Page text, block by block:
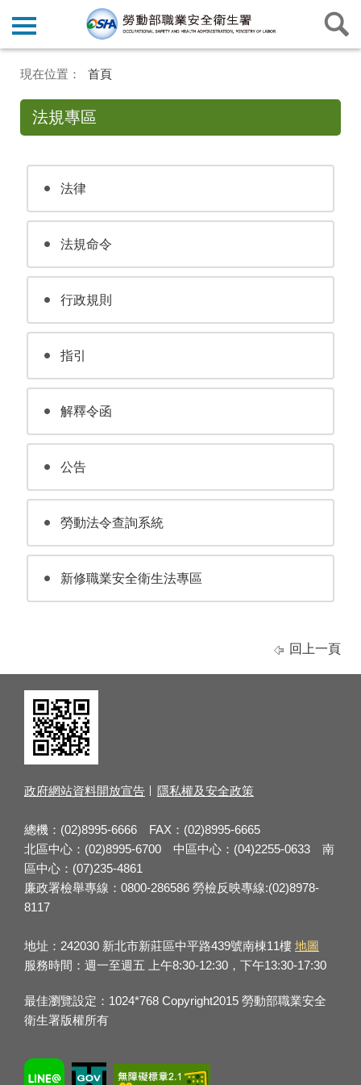
首頁
法規專區
法律
法規命令
行政規則
指引
解釋令函
公告
勞動法令查詢系統
新修職業安全衛生法專區
回上一頁
政府網站資料開放宣告 隱私權及安全政策
總機：(02)8995-6666 FAX：(02)8995-6665
北區中心：(02)8995-6700 中區中心：(04)2255-0633 南
區中心：(07)235-4861
廉政署檢舉專線：0800-286586 勞檢反映專線:(02)8978-
8117
地址：242030 新北市新莊區中平路439號南棟11樓 地圖
服務時間：週一至週五 上午8:30-12:30，下午13:30-17:30
最佳瀏覽設定：1024*768 Copyright2015 勞動部職業安全
衛生署版權所有